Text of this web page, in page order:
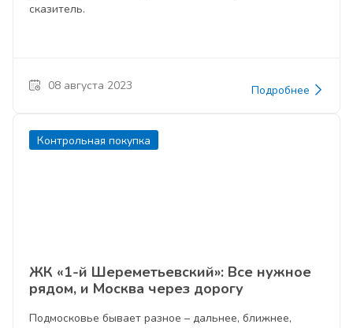
сказитель.
08 августа 2023 Подробнее
Контрольная покупка
ЖК «1-й Шереметьевский»: Все нужное
рядом, и Москва через дорогу
Подмосковье бывает разное – дальнее, ближнее,